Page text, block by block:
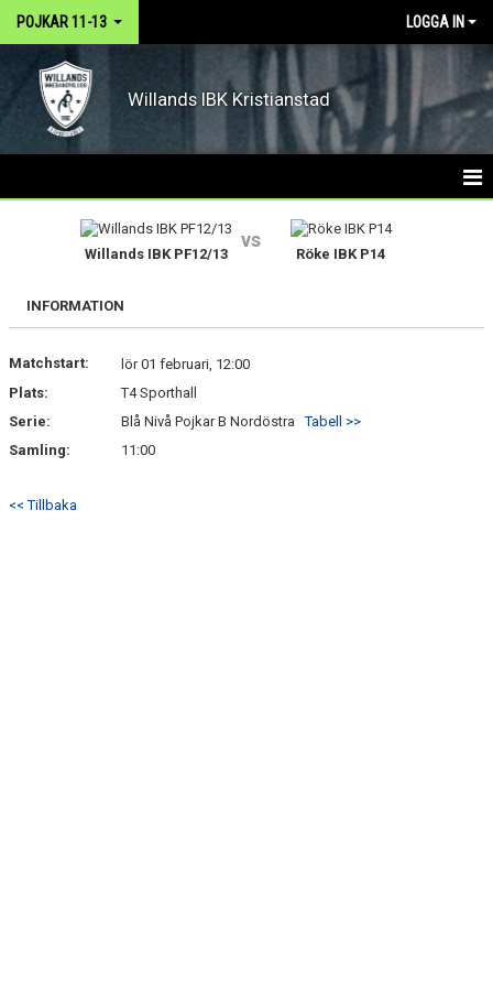
POJKAR 11-13 LOGGA IN
Willands IBK Kristianstad
KALENDER
MATCHER
BILDGALLERI
DOKUMENT
Willands IBK PF12/13
vs
Röke IBK P14
INFORMATION
Matchstart:
lör 01 februari, 12:00
Plats:
T4 Sporthall
Serie:
Blå Nivå Pojkar B NordöstraTabell >>
Samling:
11:00
<< Tillbaka